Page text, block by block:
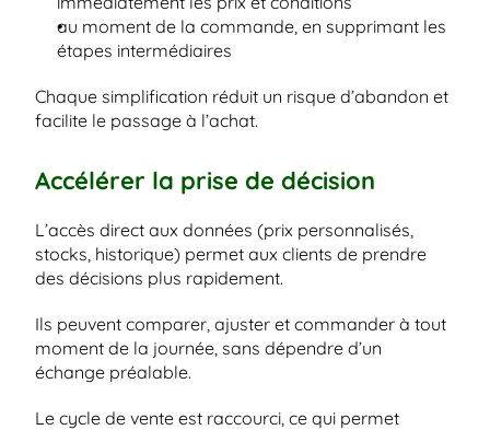
au moment de la commande, en supprimant les
étapes intermédiaires
Chaque simplification réduit un risque d’abandon et
facilite le passage à l’achat.
Accélérer la prise de décision
L’accès direct aux données (prix personnalisés,
stocks, historique) permet aux clients de prendre
des décisions plus rapidement.
Ils peuvent comparer, ajuster et commander à tout
moment de la journée, sans dépendre d’un
échange préalable.
Le cycle de vente est raccourci, ce qui permet